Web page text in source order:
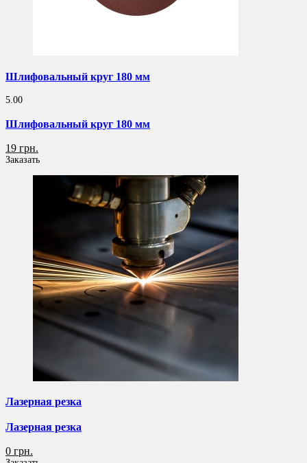
Шлифовальный круг 180 мм
5.00
Шлифовальный круг 180 мм
19 грн.
Заказать
Лазерная резка
Лазерная резка
0 грн.